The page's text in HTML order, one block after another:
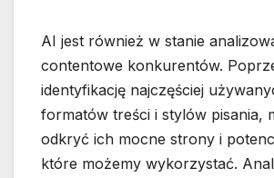
AI jest również w stanie
contentowe konkurentów.
identyfikację najczęściej
formatów treści i stylów pisania,
odkryć ich mocne strony i
które możemy wykorzystać.